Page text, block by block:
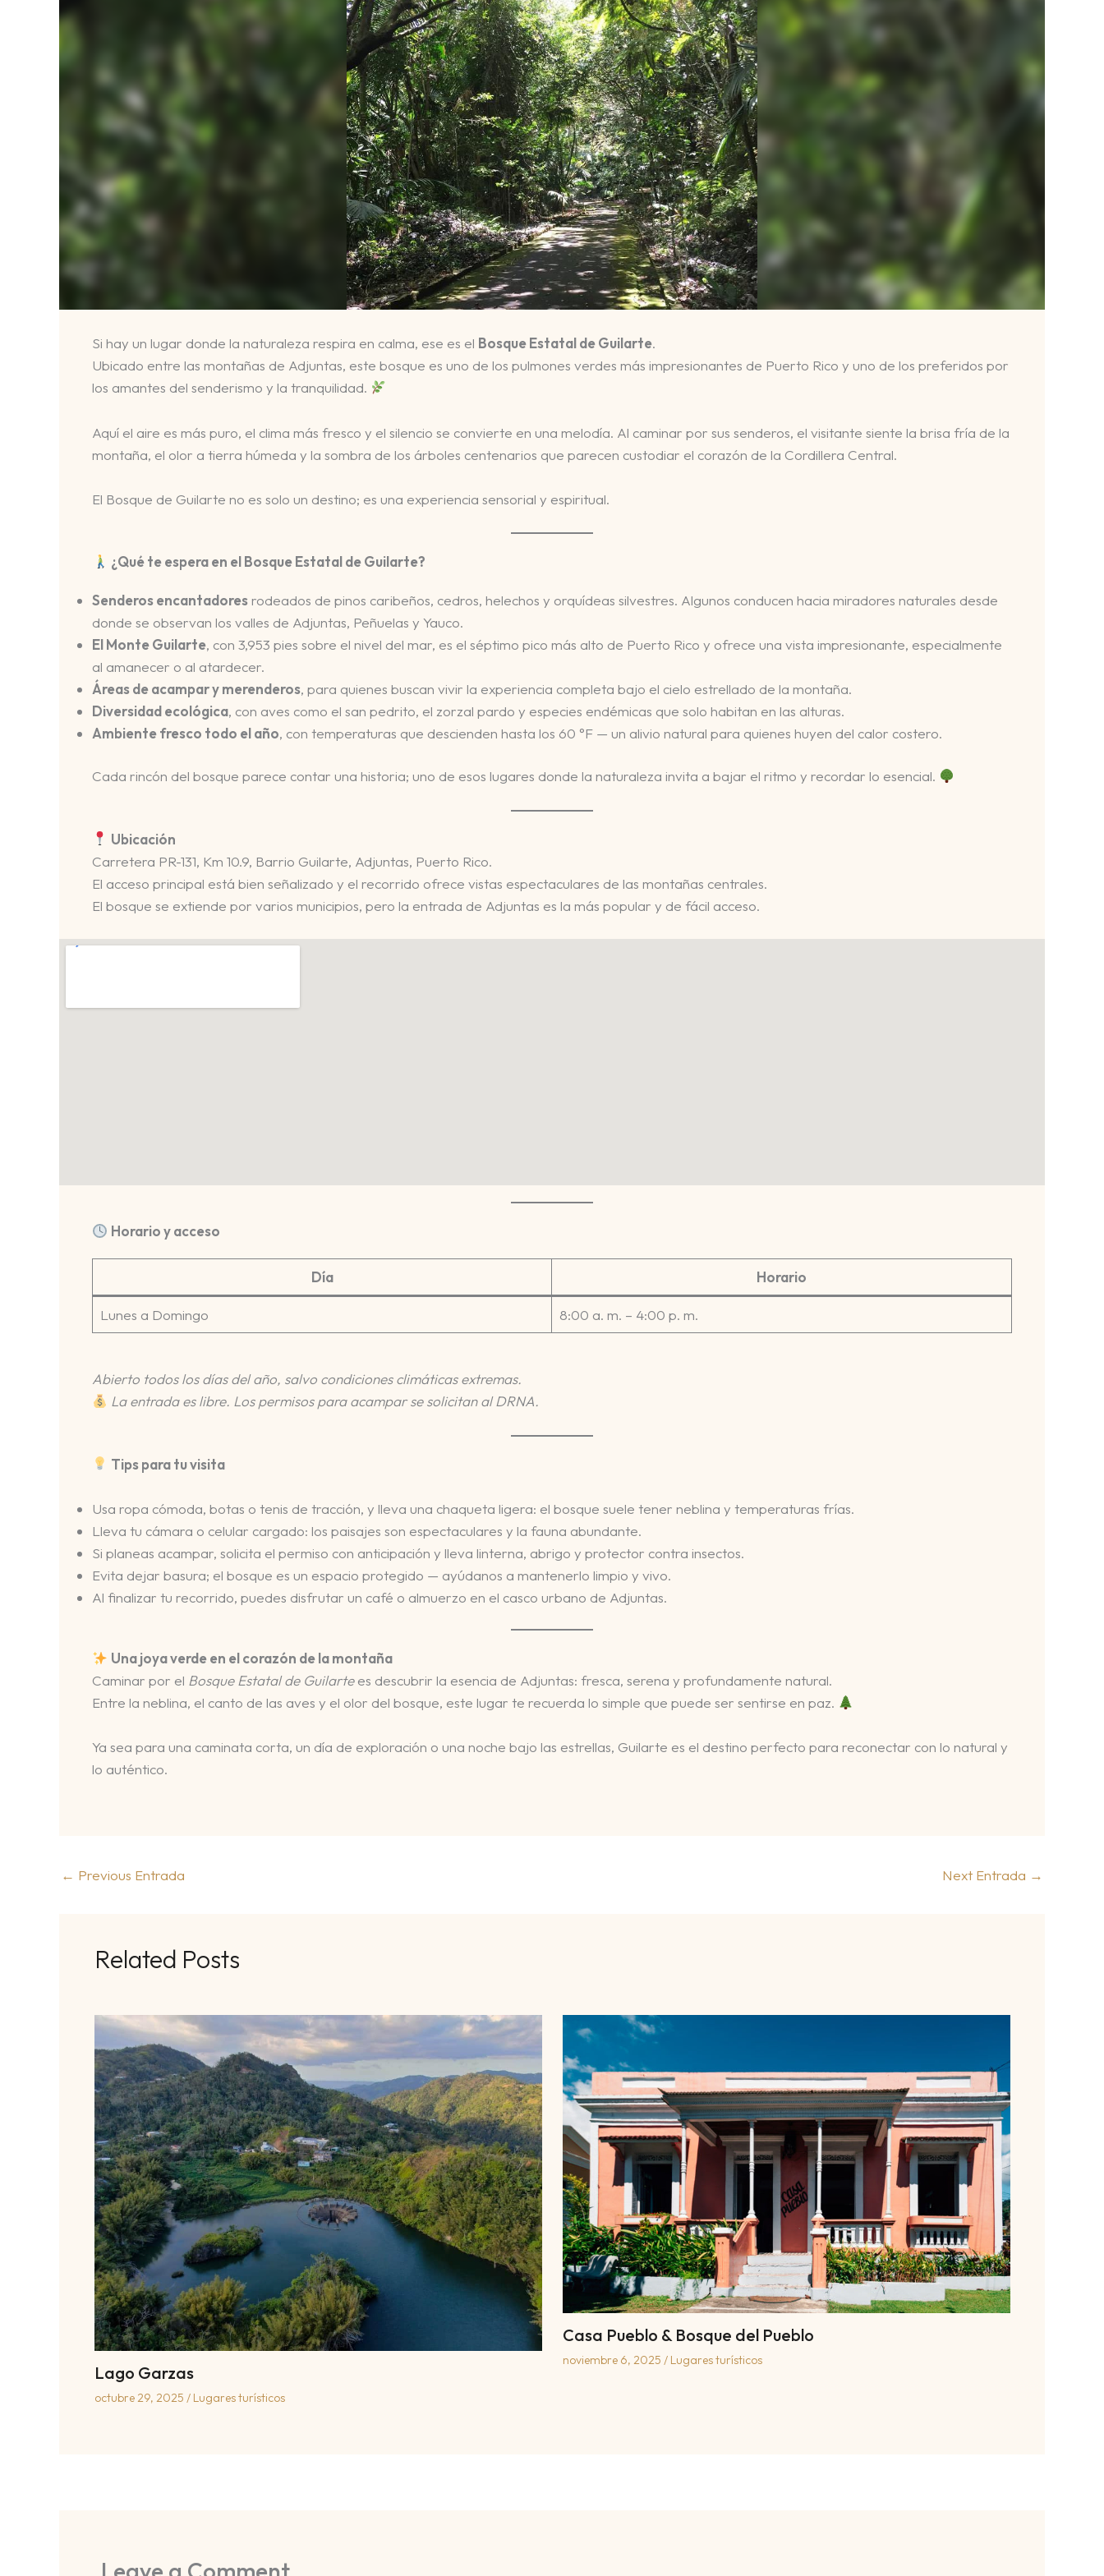
Si hay un lugar donde la naturaleza respira en calma, ese es el Bosque Estatal de Guilarte.
Ubicado entre las montañas de Adjuntas, este bosque es uno de los pulmones verdes más impresionantes de Puerto Rico y uno de los preferidos por
los amantes del senderismo y la tranquilidad.
Aquí el aire es más puro, el clima más fresco y el silencio se convierte en una melodía. Al caminar por sus senderos, el visitante siente la brisa fría de la
montaña, el olor a tierra húmeda y la sombra de los árboles centenarios que parecen custodiar el corazón de la Cordillera Central.
El Bosque de Guilarte no es solo un destino; es una experiencia sensorial y espiritual.
¿Qué te espera en el Bosque Estatal de Guilarte?
Senderos encantadoresrodeados de pinos caribeños, cedros, helechos y orquídeas silvestres. Algunos conducen hacia miradores naturales desde
donde se observan los valles de Adjuntas, Peñuelas y Yauco.
El Monte Guilarte, con 3,953 pies sobre el nivel del mar, es el séptimo pico más alto de Puerto Rico y ofrece una vista impresionante, especialmente
al amanecer o al atardecer.
Áreas de acampar y merenderos, para quienes buscan vivir la experiencia completa bajo el cielo estrellado de la montaña.
Diversidad ecológica, con aves como el san pedrito, el zorzal pardo y especies endémicas que solo habitan en las alturas.
Ambiente fresco todo el año, con temperaturas que descienden hasta los 60 °F — un alivio natural para quienes huyen del calor costero.
Cada rincón del bosque parece contar una historia; uno de esos lugares donde la naturaleza invita a bajar el ritmo y recordar lo esencial.
Ubicación
Carretera PR-131, Km 10.9, Barrio Guilarte, Adjuntas, Puerto Rico.
El acceso principal está bien señalizado y el recorrido ofrece vistas espectaculares de las montañas centrales.
El bosque se extiende por varios municipios, pero la entrada de Adjuntas es la más popular y de fácil acceso.
Horario y acceso
Día Horario
Lunes a Domingo 8:00 a. m. – 4:00 p. m.
Abierto todos los días del año, salvo condiciones climáticas extremas.
La entrada es libre. Los permisos para acampar se solicitan al DRNA.
Tips para tu visita
Usa ropa cómoda, botas o tenis de tracción, y lleva una chaqueta ligera: el bosque suele tener neblina y temperaturas frías.
Lleva tu cámara o celular cargado: los paisajes son espectaculares y la fauna abundante.
Si planeas acampar, solicita el permiso con anticipación y lleva linterna, abrigo y protector contra insectos.
Evita dejar basura; el bosque es un espacio protegido — ayúdanos a mantenerlo limpio y vivo.
Al finalizar tu recorrido, puedes disfrutar un café o almuerzo en el casco urbano de Adjuntas.
Una joya verde en el corazón de la montaña
Caminar por el Bosque Estatal de Guilartees descubrir la esencia de Adjuntas: fresca, serena y profundamente natural.
Entre la neblina, el canto de las aves y el olor del bosque, este lugar te recuerda lo simple que puede ser sentirse en paz.
Ya sea para una caminata corta, un día de exploración o una noche bajo las estrellas, Guilarte es el destino perfecto para reconectar con lo natural y
lo auténtico.
← Previous Entrada Next Entrada →
Related Posts
Lago Garzas
octubre 29, 2025 / Lugares turísticos
Casa Pueblo & Bosque del Pueblo
noviembre 6, 2025 / Lugares turísticos